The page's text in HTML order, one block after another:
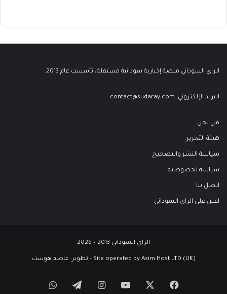
الراي السوداني منصة إخبارية سودانية مستقلة، تأسست عام 2013.
البريد الإلكتروني: contact@sudaray.com
من نحن
هيئة التحرير
سياسة النشر والتصحيح
سياسة لخصوصية
اتصل بنا
اعلن على الراي السوداني
الراي السوداني 2013 – 2026
Site operated by Asim Host LTD (UK) - تطوير: عاصم هوست
فيسبوك ‫YouTubeانستقرامتيلقرامواتساب